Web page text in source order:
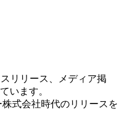
リリース、メディア掲
います。
式会社時代のリリースを